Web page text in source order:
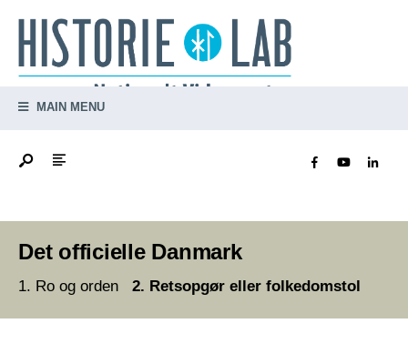
MAIN MENU
Det officielle Danmark
Ro og orden Retsopgør eller folkedomstol